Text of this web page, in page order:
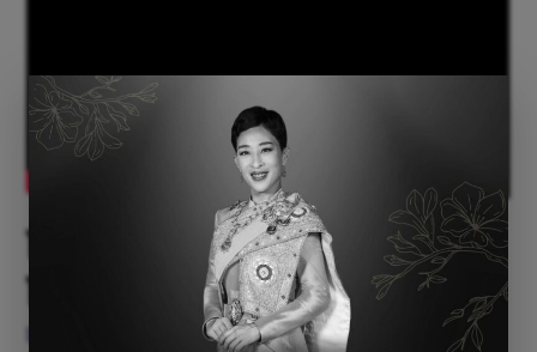
โครงงานวอคเกอร์ฝึกเดินโดย
โรงเรียนศรีสังวาลย์เชียงใหม่
parichat